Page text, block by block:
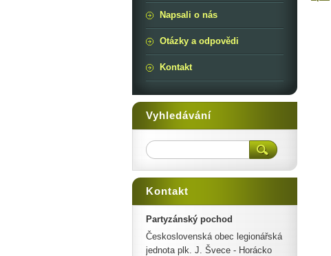
Napsali o nás
Otázky a odpovědi
Kontakt
Vyhledávání
Kontakt
Partyzánský pochod
Československá obec legionářská
jednota plk. J. Švece - Horácko